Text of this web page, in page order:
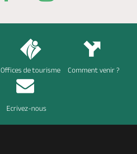
Offices de tourisme Comment venir ?
Ecrivez-nous